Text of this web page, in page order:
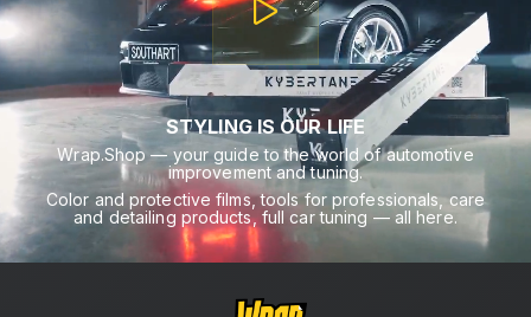
STYLING IS OUR LIFE
Wrap.Shop — your guide to the world of automotive
improvement and tuning.
Color and protective films, tools for professionals, care
and detailing products, full car tuning — all here.